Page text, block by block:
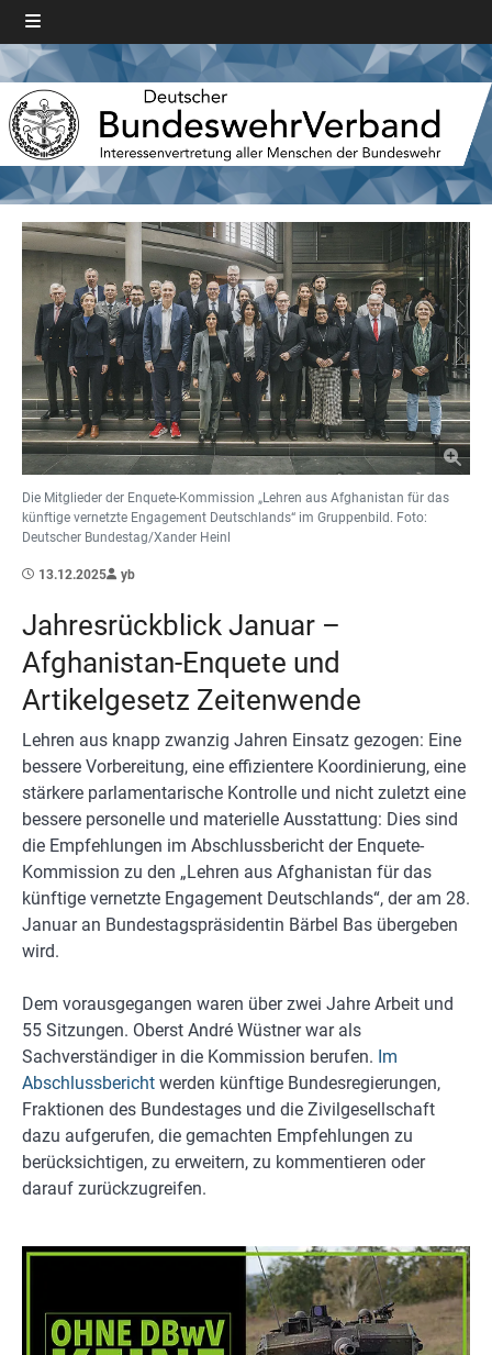
Die Mitglieder der Enquete-Kommission „Lehren aus Afghanistan für das
künftige vernetzte Engagement Deutschlands“ im Gruppenbild. Foto:
Deutscher Bundestag/Xander Heinl
13.12.2025 yb
Jahresrückblick Januar –
Afghanistan-Enquete und
Artikelgesetz Zeitenwende
Lehren aus knapp zwanzig Jahren Einsatz gezogen: Eine
bessere Vorbereitung, eine effizientere Koordinierung, eine
stärkere parlamentarische Kontrolle und nicht zuletzt eine
bessere personelle und materielle Ausstattung: Dies sind
die Empfehlungen im Abschlussbericht der Enquete-
Kommission zu den „Lehren aus Afghanistan für das
künftige vernetzte Engagement Deutschlands“, der am 28.
Januar an Bundestagspräsidentin Bärbel Bas übergeben
wird.
Dem vorausgegangen waren über zwei Jahre Arbeit und
55 Sitzungen. Oberst André Wüstner war als
Sachverständiger in die Kommission berufen. Im
Abschlussbericht werden künftige Bundesregierungen,
Fraktionen des Bundestages und die Zivilgesellschaft
dazu aufgerufen, die gemachten Empfehlungen zu
berücksichtigen, zu erweitern, zu kommentieren oder
darauf zurückzugreifen.